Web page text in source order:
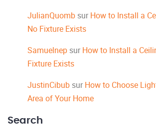
JulianQuomb surHow to Install a
No Fixture Exists
Samuelnep surHow to Install a
Fixture Exists
JustinCibub surHow to Choose
Area of Your Home
Search